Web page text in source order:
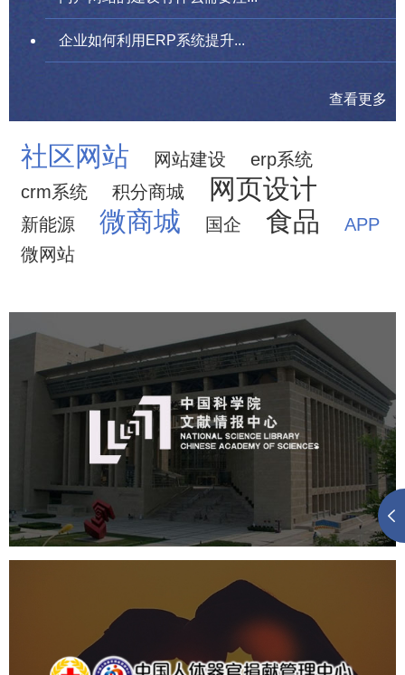
企业如何利用ERP系统提升...
查看更多
社区网站 网站建设
erp系统
crm系统
积分商城 网页设计
新能源 微商城 国企 食品
APP
微网站
中国科学院文献情报中心
网站建设
数字博物馆建设
展厅空间设计
产品展厅设计
中国人体器官捐献管理中心